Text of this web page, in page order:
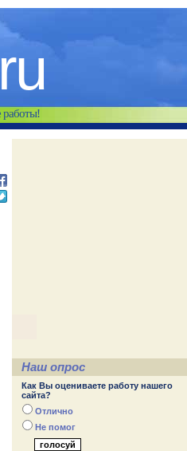
работы!
Наш опрос
Как Вы оцениваете работу нашего
сайта?
Отлично
Не помог